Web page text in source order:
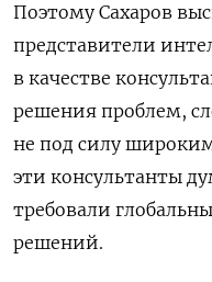
Поэтому Сахаров
представители
в качестве
решения проблем,
не под силу
эти консультанты
требовали
решений.